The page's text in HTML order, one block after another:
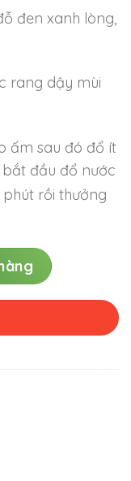
đen xanh lòng,
rang dậy mùi
ấm sau đó đổ ít
bắt đầu đổ nước
rồi thưởng
số lượng